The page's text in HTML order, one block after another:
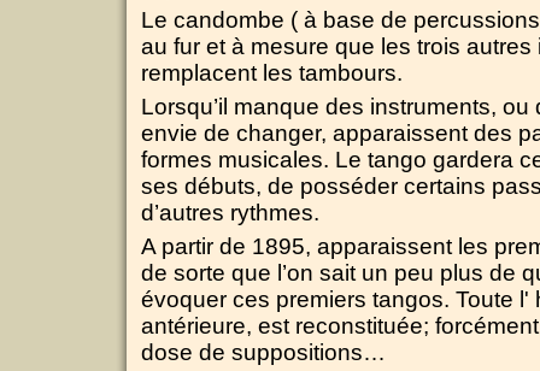
Le candombe ( à base de
au fur et à mesure que les trois autres
remplacent les tambours.
Lorsqu’il manque des instruments,
envie de changer, apparaissent des
formes musicales. Le tango gardera
ses débuts, de posséder certains
d’autres rythmes.
A partir de 1895, apparaissent les
de sorte que l’on sait un peu plus de
évoquer ces premiers tangos. Toute l'
antérieure, est reconstituée;
dose de suppositions…